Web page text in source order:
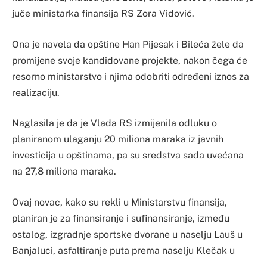
juče ministarka finansija RS Zora Vidović.
Ona je navela da opštine Han Pijesak i Bileća žele da
promijene svoje kandidovane projekte, nakon čega će
resorno ministarstvo i njima odobriti određeni iznos za
realizaciju.
Naglasila je da je Vlada RS izmijenila odluku o
planiranom ulaganju 20 miliona maraka iz javnih
investicija u opštinama, pa su sredstva sada uvećana
na 27,8 miliona maraka.
Ovaj novac, kako su rekli u Ministarstvu finansija,
planiran je za finansiranje i sufinansiranje, između
ostalog, izgradnje sportske dvorane u naselju Lauš u
Banjaluci, asfaltiranje puta prema naselju Klečak u